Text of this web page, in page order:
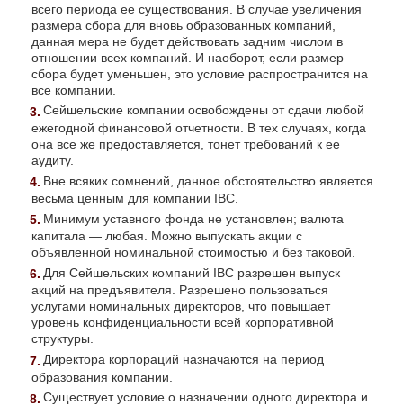
всего периода ее существования. В случае увеличения
размера сбора для вновь образованных компаний,
данная мера не будет действовать задним числом в
отношении всех компаний. И наоборот, если размер
сбора будет уменьшен, это условие распространится на
все компании.
Сейшельские компании освобождены от сдачи любой
ежегодной финансовой отчетности. В тех случаях, когда
она все же предоставляется, тонет требований к ее
аудиту.
Вне всяких сомнений, данное обстоятельство является
весьма ценным для компании IBC.
Минимум уставного фонда не установлен; валюта
капитала — любая. Можно выпускать акции с
объявленной номинальной стоимостью и без таковой.
Для Сейшельских компаний IBC разрешен выпуск
акций на предъявителя. Разрешено пользоваться
услугами номинальных директоров, что повышает
уровень конфиденциальности всей корпоративной
структуры.
Директора корпораций назначаются на период
образования компании.
Существует условие о назначении одного директора и